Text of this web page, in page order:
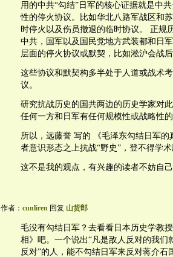
用的中共“勾结”日军的核心证据就是中
性的停火协议。比如华北八路军战区和
时停火以及伤员撤退的临时协议。 正规
中共，国军以及国民党地方武装都和日
层面的停火协议或默契，比如淞沪会战
这些协议和默契构多半处于人道或战术
议。
研究抗战历史的国共两边的历史学家对
任何一方和日军有任何规模性或战略性的
所以，远藤誉 写的 《毛泽东勾结日军
者意识形态之上抗战“野史”，登不得学术
这不是我的观点，有兴趣的读者不妨自
作者： cunliren回复 山货郎
毛没有勾结日军？去看看日本历史学教
相》吧。一个说出“凡是敌人反对的我
反对”的人，能不勾结日军来反对蒋介石